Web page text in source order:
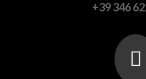
+39 346
